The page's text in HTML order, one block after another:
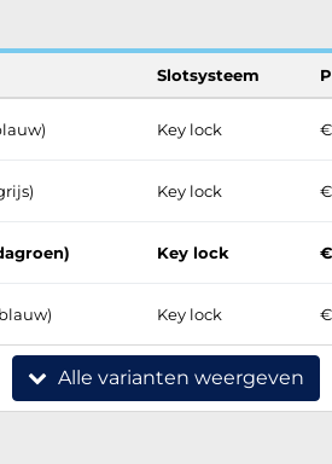
Slotsysteem
Key lock €
Key lock €
Key lock
Key lock €
Alle varianten weergeven